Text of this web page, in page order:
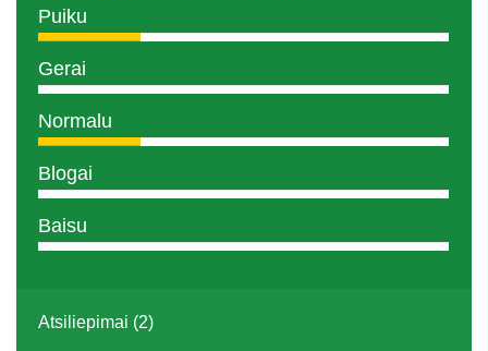
Puiku
Gerai
Normalu
Blogai
Baisu
Atsiliepimai (2)